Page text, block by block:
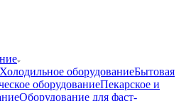
Холодильное оборудованиеБытовая
оборудованиеПекарское и
Оборудование для фаст-